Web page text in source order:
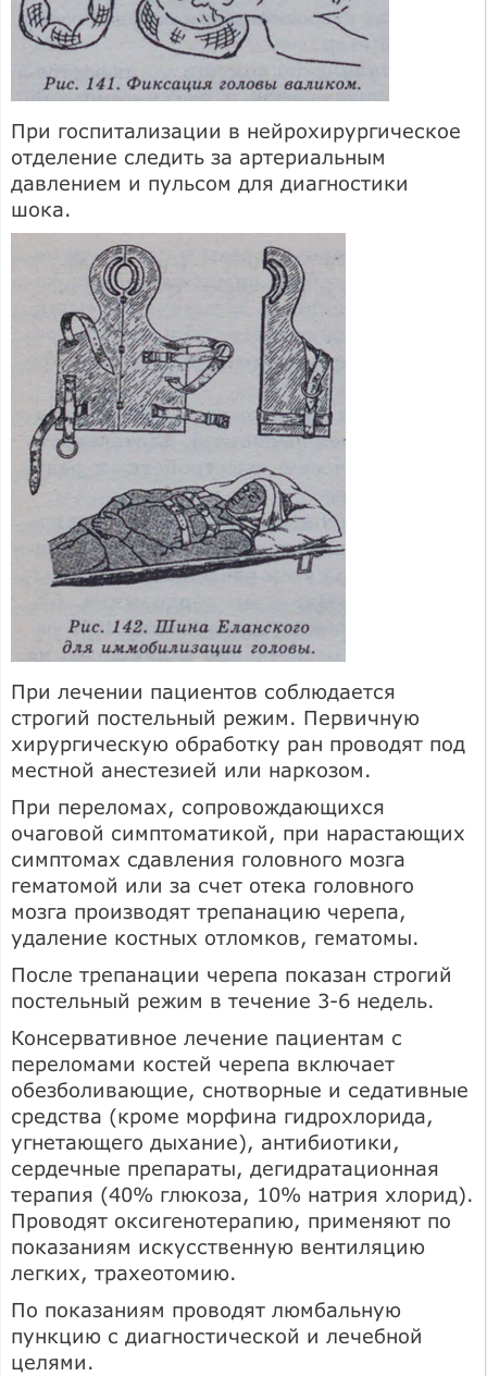
При госпитализации в нейрохирургическое
отделение следить за артериальным
давлением и пульсом для диагностики
шока.
При лечении пациентов соблюдается
строгий постельный режим. Первичную
хирургическую обработку ран проводят под
местной анестезией или наркозом.
При переломах, сопровождающихся
очаговой симптоматикой, при нарастающих
симптомах сдавления головного мозга
гематомой или за счет отека головного
мозга производят трепанацию черепа,
удаление костных отломков, гематомы.
После трепанации черепа показан строгий
постельный режим в течение 3-6 недель.
Консервативное лечение пациентам с
переломами костей черепа включает
обезболивающие, снотворные и седативные
средства (кроме морфина гидрохлорида,
угнетающего дыхание), антибиотики,
сердечные препараты, дегидратационная
терапия (40% глюкоза, 10% натрия хлорид).
Проводят оксигенотерапию, применяют по
показаниям искусственную вентиляцию
легких, трахеотомию.
По показаниям проводят люмбальную
пункцию с диагностической и лечебной
целями.